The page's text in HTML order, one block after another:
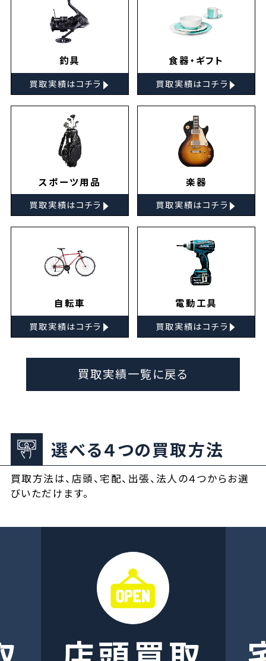
釣具
買取実績はコチラ ▸
食器・ギフト
買取実績はコチラ ▸
スポーツ用品
買取実績はコチラ ▸
楽器
買取実績はコチラ ▸
自転車
買取実績はコチラ ▸
電動工具
買取実績はコチラ ▸
買取実績一覧に戻る
選べる４つの買取方法
買取方法は、店頭、宅配、出張、法人の４つからお選
びいただけます。